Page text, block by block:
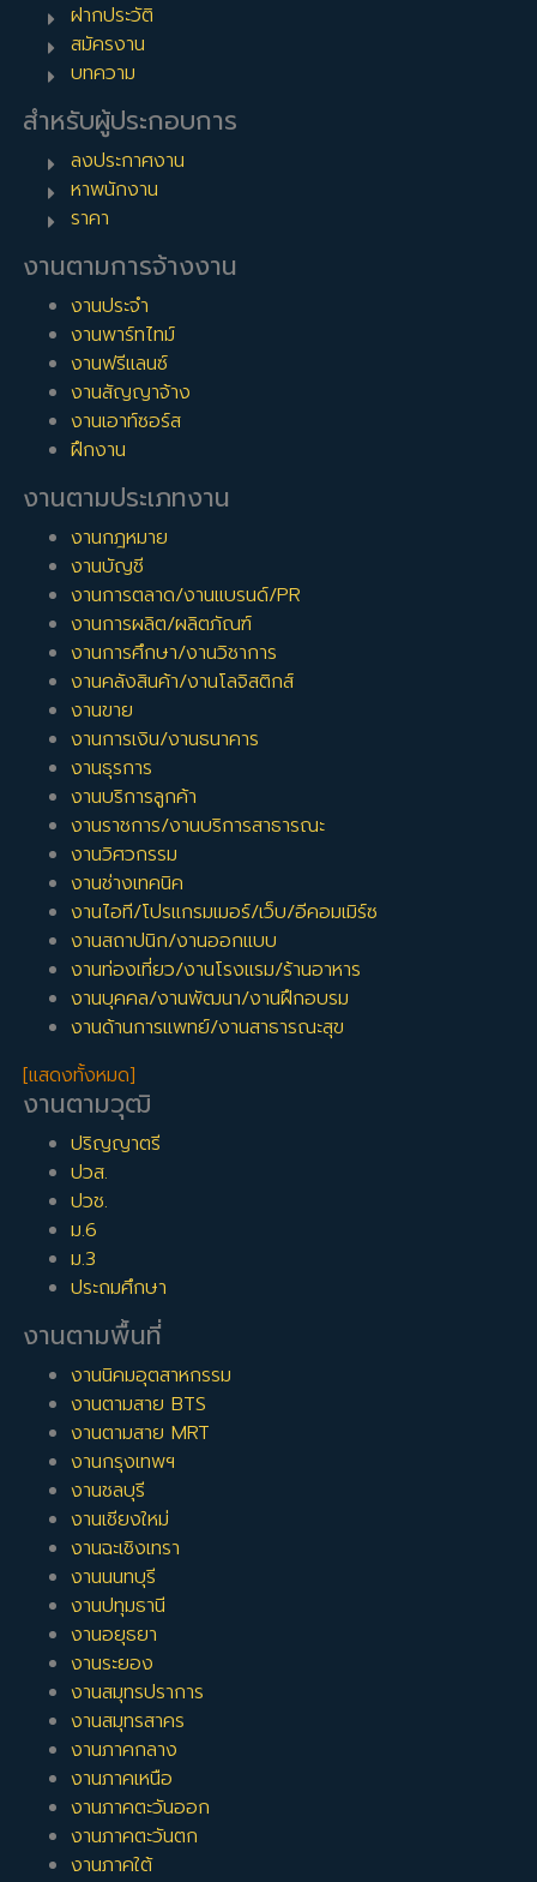
ฝากประวัติ
สมัครงาน
บทความ
สำหรับผู้ประกอบการ
ลงประกาศงาน
หาพนักงาน
ราคา
งานตามการจ้างงาน
งานประจำ
งานพาร์ทไทม์
งานฟรีแลนซ์
งานสัญญาจ้าง
งานเอาท์ซอร์ส
ฝึกงาน
งานตามประเภทงาน
งานกฎหมาย
งานบัญชี
งานการตลาด/งานแบรนด์/PR
งานการผลิต/ผลิตภัณฑ์
งานการศึกษา/งานวิชาการ
งานคลังสินค้า/งานโลจิสติกส์
งานขาย
งานการเงิน/งานธนาคาร
งานธุรการ
งานบริการลูกค้า
งานราชการ/งานบริการสาธารณะ
งานวิศวกรรม
งานช่างเทคนิค
งานไอที/โปรแกรมเมอร์/เว็บ/อีคอมเมิร์ซ
งานสถาปนิก/งานออกแบบ
งานท่องเที่ยว/งานโรงแรม/ร้านอาหาร
งานบุคคล/งานพัฒนา/งานฝึกอบรม
งานด้านการแพทย์/งานสาธารณะสุข
[แสดงทั้งหมด]
งานตามวุฒิ
ปริญญาตรี
ปวส.
ปวช.
ม.6
ม.3
ประถมศึกษา
งานตามพื้นที่
งานนิคมอุตสาหกรรม
งานตามสาย BTS
งานตามสาย MRT
งานกรุงเทพฯ
งานชลบุรี
งานเชียงใหม่
งานฉะเชิงเทรา
งานนนทบุรี
งานปทุมธานี
งานอยุธยา
งานระยอง
งานสมุทรปราการ
งานสมุทรสาคร
งานภาคกลาง
งานภาคเหนือ
งานภาคตะวันออก
งานภาคตะวันตก
งานภาคใต้